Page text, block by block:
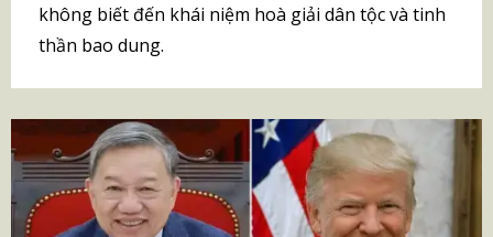
không biết đến khái niệm hoà giải dân tộc và tinh
thần bao dung.